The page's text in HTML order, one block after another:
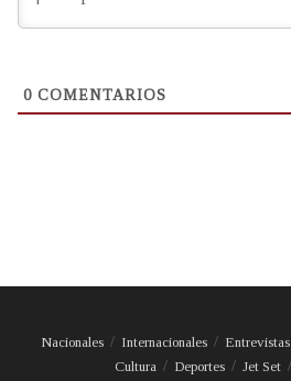
0 COMENTARIOS
Nacionales Internacionales Entrevistas
Cultura
Deportes Jet Set